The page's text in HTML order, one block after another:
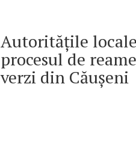
Autoritățile
procesul de
verzi din Căușeni